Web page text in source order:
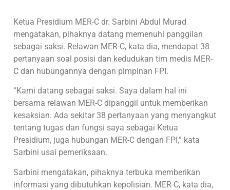
Ketua Presidium MER-C dr. Sarbini Abdul Murad
mengatakan, pihaknya datang memenuhi panggilan
sebagai saksi. Relawan MER-C, kata dia, mendapat 38
pertanyaan soal posisi dan kedudukan tim medis MER-
C dan hubungannya dengan pimpinan FPI.
“Kami datang sebagai saksi. Saya dalam hal ini
bersama relawan MER-C dipanggil untuk memberikan
kesaksian. Ada sekitar 38 pertanyaan yang menyangkut
tentang tugas dan fungsi saya sebagai Ketua
Presidium, juga hubungan MER-C dengan FPI,” kata
Sarbini usai pemeriksaan.
Sarbini mengatakan, pihaknya terbuka memberikan
informasi yang dibutuhkan kepolisian. MER-C, kata dia,